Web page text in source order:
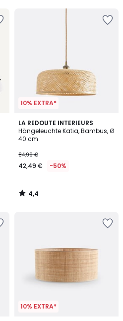
10% EXTRA*
LA REDOUTE INTERIEURS
Hängeleuchte Katia, Bambus, Ø
40 cm
84,99 €
42,49 € -50%
4,4
/ 5
4,4
/
10% EXTRA*